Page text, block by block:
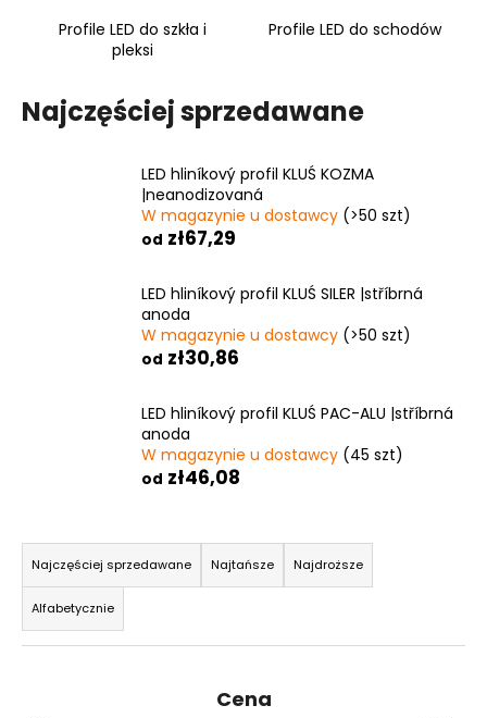
Profile LED do szkła i
pleksi
Profile LED do schodów
Najczęściej sprzedawane
LED hliníkový profil KLUŚ KOZMA
|neanodizovaná
W magazynie u dostawcy (>50 szt)
od zł67,29
LED hliníkový profil KLUŚ SILER |stříbrná
anoda
W magazynie u dostawcy (>50 szt)
od zł30,86
LED hliníkový profil KLUŚ PAC-ALU |stříbrná
anoda
W magazynie u dostawcy (45 szt)
od zł46,08
S
o
r
t
o
Najczęściej sprzedawane Najtańsze Najdroższe
Alfabetycznie
Cena